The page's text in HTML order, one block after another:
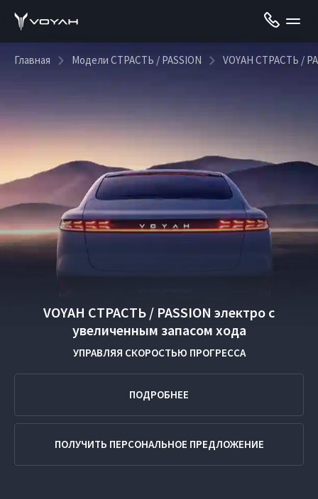
Главная Модели СТРАСТЬ / PASSION VOYAH СТРАСТЬ /
VOYAH СТРАСТЬ / PASSION электро с
увеличенным запасом хода
УПРАВЛЯЯ СКОРОСТЬЮ ПРОГРЕССА
ПОДРОБНЕЕ
ПОЛУЧИТЬ ПЕРСОНАЛЬНОЕ ПРЕДЛОЖЕНИЕ